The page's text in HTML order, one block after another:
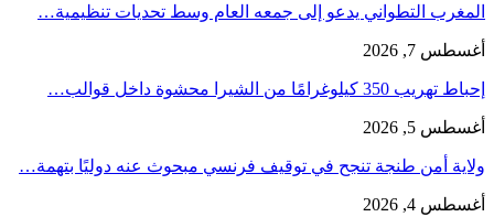
المغرب التطواني يدعو إلى جمعه العام وسط تحديات تنظيمية…
أغسطس 7, 2026
إحباط تهريب 350 كيلوغرامًا من الشيرا محشوة داخل قوالب…
أغسطس 5, 2026
ولاية أمن طنجة تنجح في توقيف فرنسي مبحوث عنه دوليًا بتهمة…
أغسطس 4, 2026